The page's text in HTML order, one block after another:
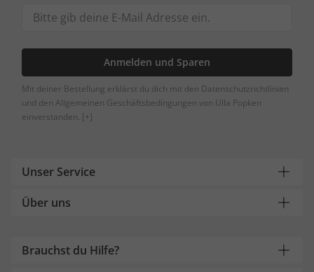
Anmelden und Sparen
Mit deiner Bestellung erklärst du dich mit den Datenschutzrichtlinien
und den Allgemeinen Geschäftsbedingungen von Ulla Popken
einverstanden. [+]
Unser Service
Über uns
Brauchst du Hilfe?